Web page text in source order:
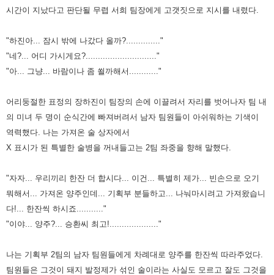
시간이 지났다고 판단될 무렵 서희 팀장에게 고갯짓으로 지시를 내렸다.
"하진아... 잠시 밖에 나갔다 올까?.............."
"네?... 어디 가시게요?............................."
"아... 그냥... 바람이나 좀 쐴까해서............"
어리둥절한 표정의 장하진이 팀장의 손에 이끌려서 자리를 벗어나자 팀 내
의 미녀 두 명이 순식간에 빠져버려서 남자 팀원들이 아쉬워하는 기색이
역력했다. 나는 가져온 술 상자에서
X 표시가 된 특별한 술병을 꺼내들고는 2팀 좌중을 향해 말했다.
"자자... 우리끼리 한잔 더 합시다... 이건... 특별히 제가... 빈손으로 오기
뭐해서... 가져온 양주인데... 기획부 분들하고... 나눠마시려고 가져왔습니
다!... 한잔씩 하시죠..........."
"이야... 양주?... 승환씨 최고!...................."
나는 기획부 2팀의 남자 팀원들에게 차례대로 양주를 한잔씩 따라주었다.
팀원들은 그것이 돼지 발정제가 섞인 술이라는 사실도 모르고 잘도 그것을